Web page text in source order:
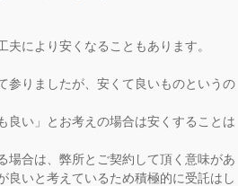
により安くなることもあります。
参りましたが、安くて良いものというの
良い」とお考えの場合は安くすることは
場合は、弊所とご契約して頂く意味があ
良いと考えているため積極的に受託はし